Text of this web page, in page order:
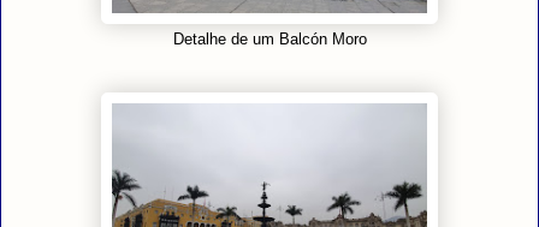
Detalhe de um Balcón Moro